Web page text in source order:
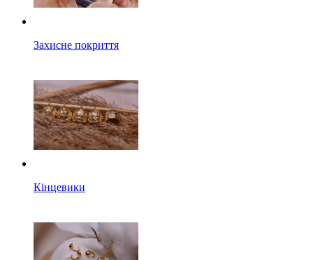
Захисне покриття
Кінцевики